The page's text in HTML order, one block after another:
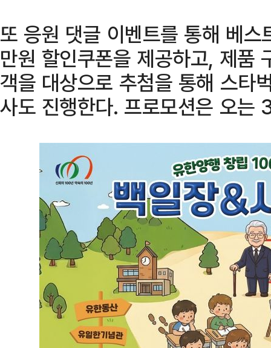
또 응원 댓글 이벤트를 통해 베
만원 할인쿠폰을 제공하고, 제품
객을 대상으로 추첨을 통해 스타
사도 진행한다. 프로모션은 오는